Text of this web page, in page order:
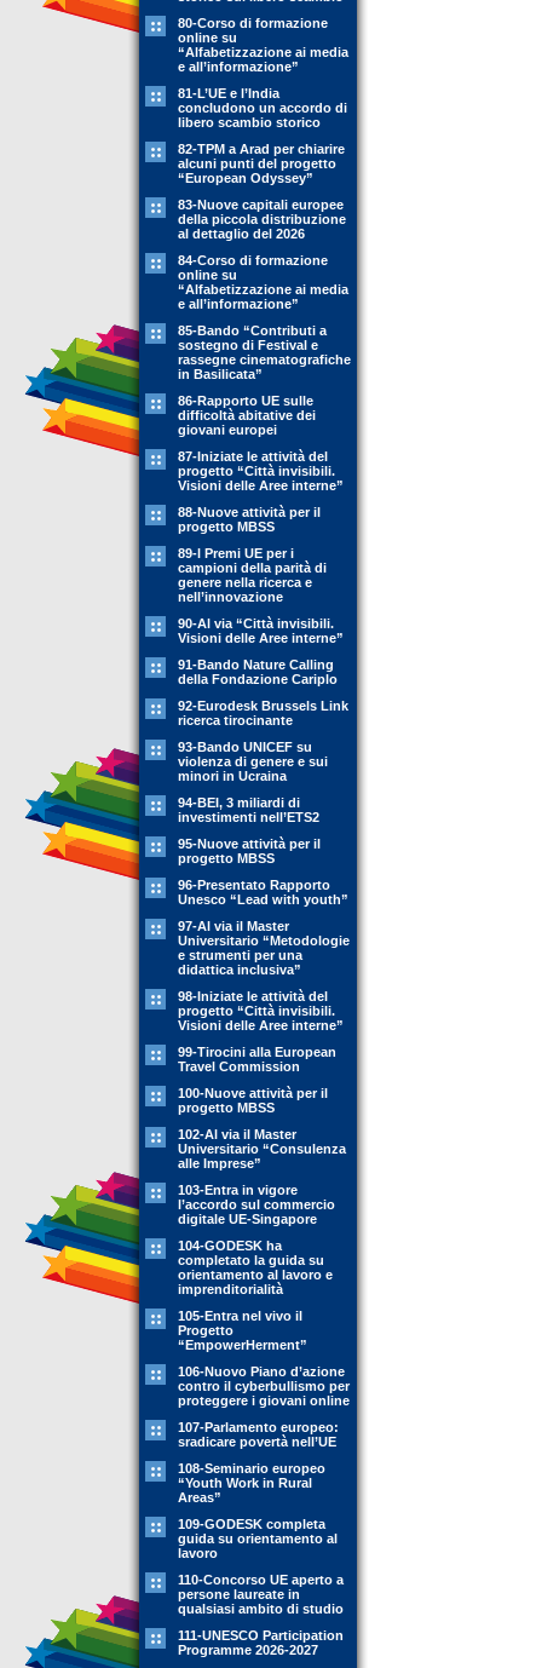
80-Corso di formazione
online su
“Alfabetizzazione ai media
e all’informazione”
81-L’UE e l’India
concludono un accordo di
libero scambio storico
82-TPM a Arad per chiarire
alcuni punti del progetto
“European Odyssey”
83-Nuove capitali europee
della piccola distribuzione
al dettaglio del 2026
84-Corso di formazione
online su
“Alfabetizzazione ai media
e all’informazione”
85-Bando “Contributi a
sostegno di Festival e
rassegne cinematografiche
in Basilicata”
86-Rapporto UE sulle
difficoltà abitative dei
giovani europei
87-Iniziate le attività del
progetto “Città invisibili.
Visioni delle Aree interne”
88-Nuove attività per il
progetto MBSS
89-l Premi UE per i
campioni della parità di
genere nella ricerca e
nell’innovazione
90-Al via “Città invisibili.
Visioni delle Aree interne”
91-Bando Nature Calling
della Fondazione Cariplo
92-Eurodesk Brussels Link
ricerca tirocinante
93-Bando UNICEF su
violenza di genere e sui
minori in Ucraina
94-BEI, 3 miliardi di
investimenti nell’ETS2
95-Nuove attività per il
progetto MBSS
96-Presentato Rapporto
Unesco “Lead with youth”
97-Al via il Master
Universitario “Metodologie
e strumenti per una
didattica inclusiva”
98-Iniziate le attività del
progetto “Città invisibili.
Visioni delle Aree interne”
99-Tirocini alla European
Travel Commission
100-Nuove attività per il
progetto MBSS
102-Al via il Master
Universitario “Consulenza
alle Imprese”
103-Entra in vigore
l’accordo sul commercio
digitale UE-Singapore
104-GODESK ha
completato la guida su
orientamento al lavoro e
imprenditorialità
105-Entra nel vivo il
Progetto
“EmpowerHerment”
106-Nuovo Piano d’azione
contro il cyberbullismo per
proteggere i giovani online
107-Parlamento europeo:
sradicare povertà nell’UE
108-Seminario europeo
“Youth Work in Rural
Areas”
109-GODESK completa
guida su orientamento al
lavoro
110-Concorso UE aperto a
persone laureate in
qualsiasi ambito di studio
111-UNESCO Participation
Programme 2026-2027